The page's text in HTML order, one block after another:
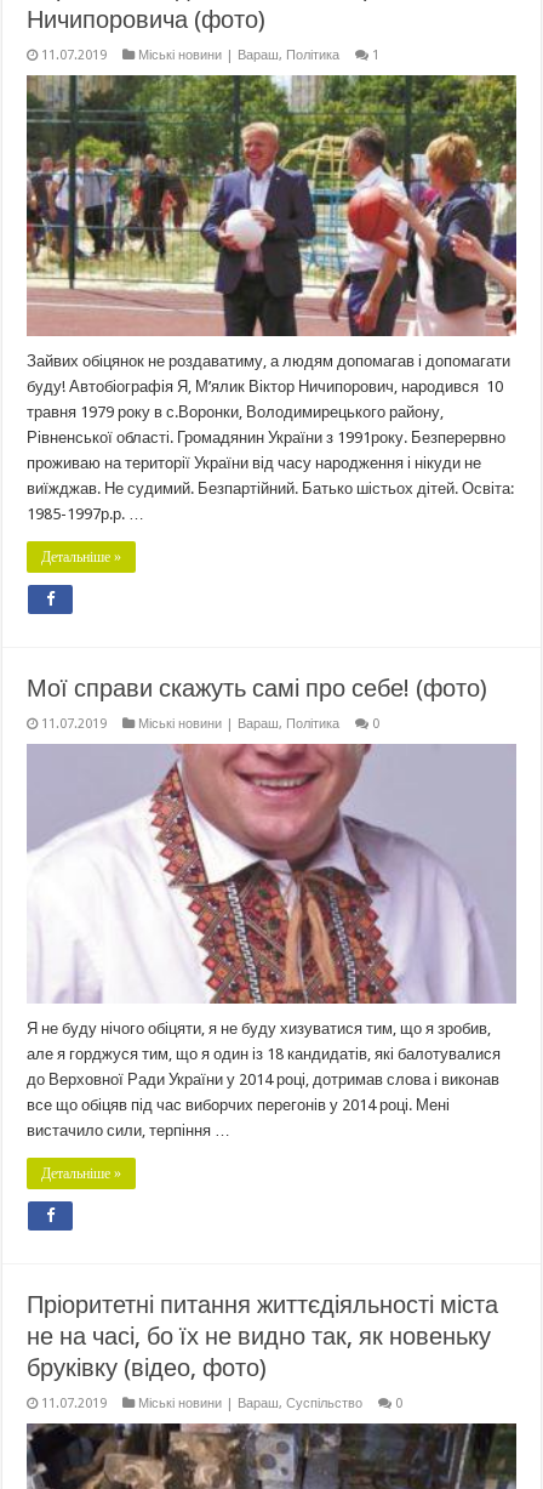
Ничипоровича (фото)
11.07.2019 Міські новини | Вараш, Політика 1
Зайвих обіцянок не роздаватиму, а людям допомагав і допомагати
буду! Автобіографія Я, М’ялик Віктор Ничипорович, народився 10
травня 1979 року в с.Воронки, Володимирецького району,
Рівненської області. Громадянин України з 1991року. Безперервно
проживаю на території України від часу народження і нікуди не
виїжджав. Не судимий. Безпартійний. Батько шістьох дітей. Освіта:
1985-1997р.р. …
Детальніше »
Мої справи скажуть самі про себе! (фото)
11.07.2019 Міські новини | Вараш, Політика 0
Я не буду нічого обіцяти, я не буду хизуватися тим, що я зробив,
але я горджуся тим, що я один із 18 кандидатів, які балотувалися
до Верховної Ради України у 2014 році, дотримав слова і виконав
все що обіцяв під час виборчих перегонів у 2014 році. Мені
вистачило сили, терпіння …
Детальніше »
Пріоритетні питання життєдіяльності міста
не на часі, бо їх не видно так, як новеньку
бруківку (відео, фото)
11.07.2019 Міські новини | Вараш,Суспільство 0